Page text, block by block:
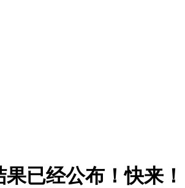
已经公布！快来！